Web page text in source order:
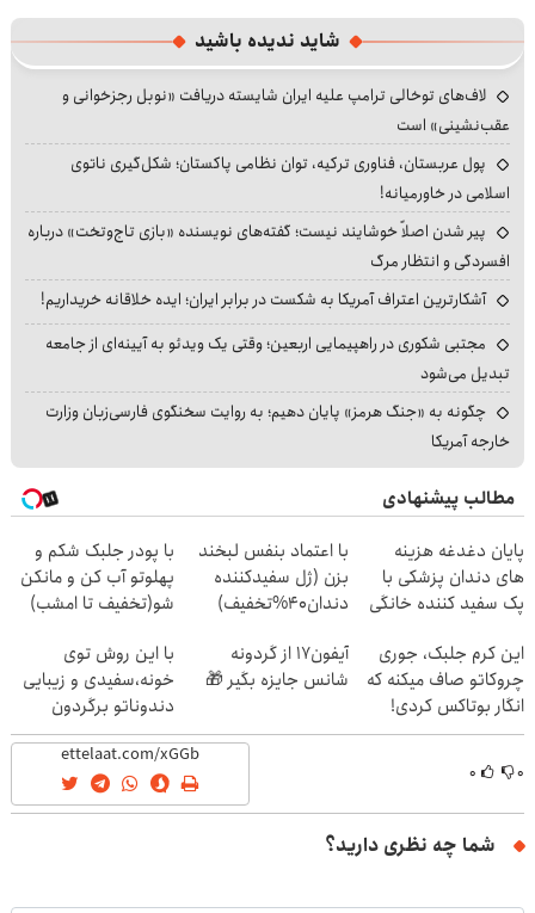
شاید ندیده باشید
لاف‌های توخالی ترامپ علیه ایران شایسته دریافت «نوبل رجزخوانی و
عقب‌نشینی» است
پول عربستان، فناوری ترکیه، توان نظامی پاکستان؛ شکل‌گیری ناتوی
اسلامی در خاورمیانه!
پیر شدن اصلاً خوشایند نیست؛ گفته‌های نویسنده «بازی تاج‌وتخت» درباره
افسردگی و انتظار مرگ
آشکارترین اعتراف آمریکا به شکست در برابر ایران؛ ایده خلاقانه خریداریم!
مجتبی شکوری در راهپیمایی اربعین؛ وقتی یک ویدئو به آیینه‌ای از جامعه
تبدیل می‌شود
چگونه به «جنگ هرمز» پایان دهیم؛ به روایت سخنگوی فارسی‌زبان وزارت
خارجه آمریکا
مطالب پیشنهادی
پایان دغدغه هزینه
های دندان پزشکی با
پک سفید کننده خانگی
با اعتماد بنفس لبخند
بزن (ژل سفیدکننده
دندان40%تخفیف)
با پودر جلبک شکم و
پهلوتو آب کن و مانکن
شو(تخفیف تا امشب)
این کرم جلبک، جوری
چروکاتو صاف میکنه که
انگار بوتاکس کردی!
(تخفیف ویژه)
آیفون17 از گردونه
شانس جایزه بگیر 🎁
با این روش توی
خونه،سفیدی و زیبایی
دندوناتو برگردون
(40%off)
۰ ۰
شما چه نظری دارید؟